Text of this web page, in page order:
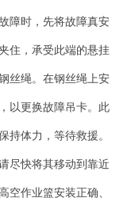
障时，先将故障真安
住，承受此端的悬挂
丝绳。在钢丝绳上安
以更换故障吊卡。此
持体力，等待救援。
尽快将其移动到靠近
空作业篮安装正确、